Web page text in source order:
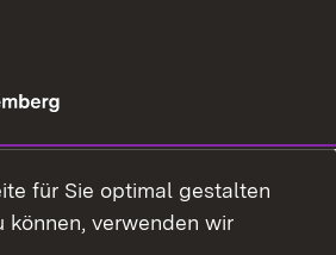
für Sie optimal gestalten
können, verwenden wir